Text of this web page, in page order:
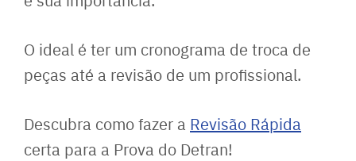
O ideal é ter um cronograma de troca de
peças até a revisão de um profissional.
Descubra como fazer a Revisão Rápida
certa para a Prova do Detran!